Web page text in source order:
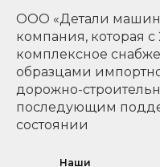
ООО «Детали
компания, которая
комплексное
образцами
дорожно-
последующим
состоянии
Наши